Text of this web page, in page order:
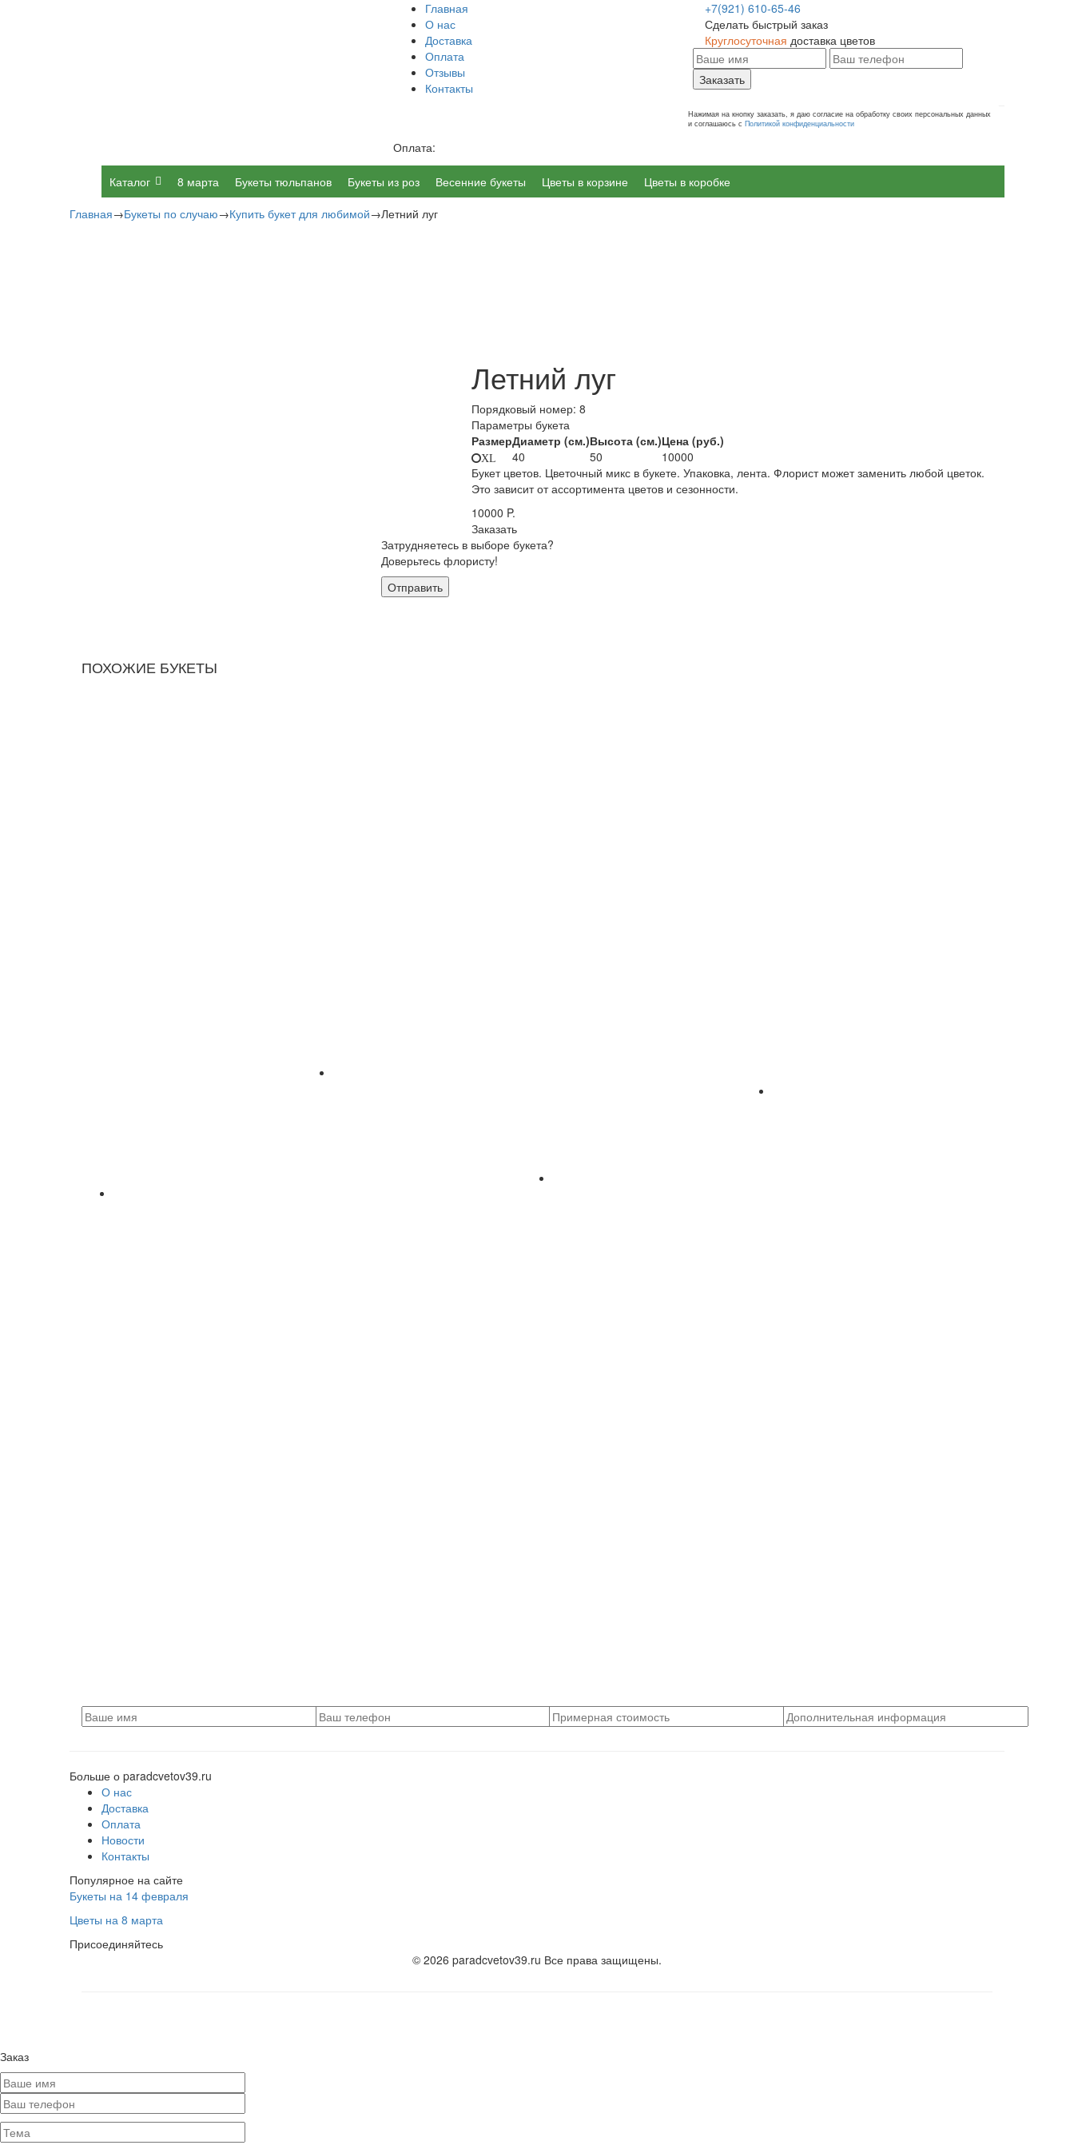
Главная
О нас
Доставка
Оплата
Отзывы
Контакты
Оплата:
+7(921) 610-65-46
Сделать быстрый заказ
Круглосуточная доставка цветов
Заказать
Нажимая на кнопку заказать, я даю согласие на обработку своих персональных данных
и соглашаюсь с Политикой конфиденциальности
Каталог 8 марта Букеты тюльпанов Букеты из роз Весенние букеты Цветы в корзине
Цветы в коробке
Главная→Букеты по случаю→Купить букет для любимой→Летний луг
Летний луг
Порядковый номер: 8
Параметры букета
РазмерДиаметр (см.)Высота (см.)Цена (руб.)
XL 40 50
10000
Букет цветов. Цветочный микс в букете. Упаковка, лента. Флорист может заменить любой цветок.
Это зависит от ассортимента цветов и сезонности.
10000 P.
Заказать
ПОХОЖИЕ БУКЕТЫ
Затрудняетесь в выборе букета?
Доверьтесь флористу!
Больше о paradcvetov39.ru
О нас
Доставка
Оплата
Новости
Контакты
Популярное на сайте
Букеты на 14 февраля
Цветы на 8 марта
Присоединяйтесь
© 2026 paradcvetov39.ru Все права защищены.
Заказ